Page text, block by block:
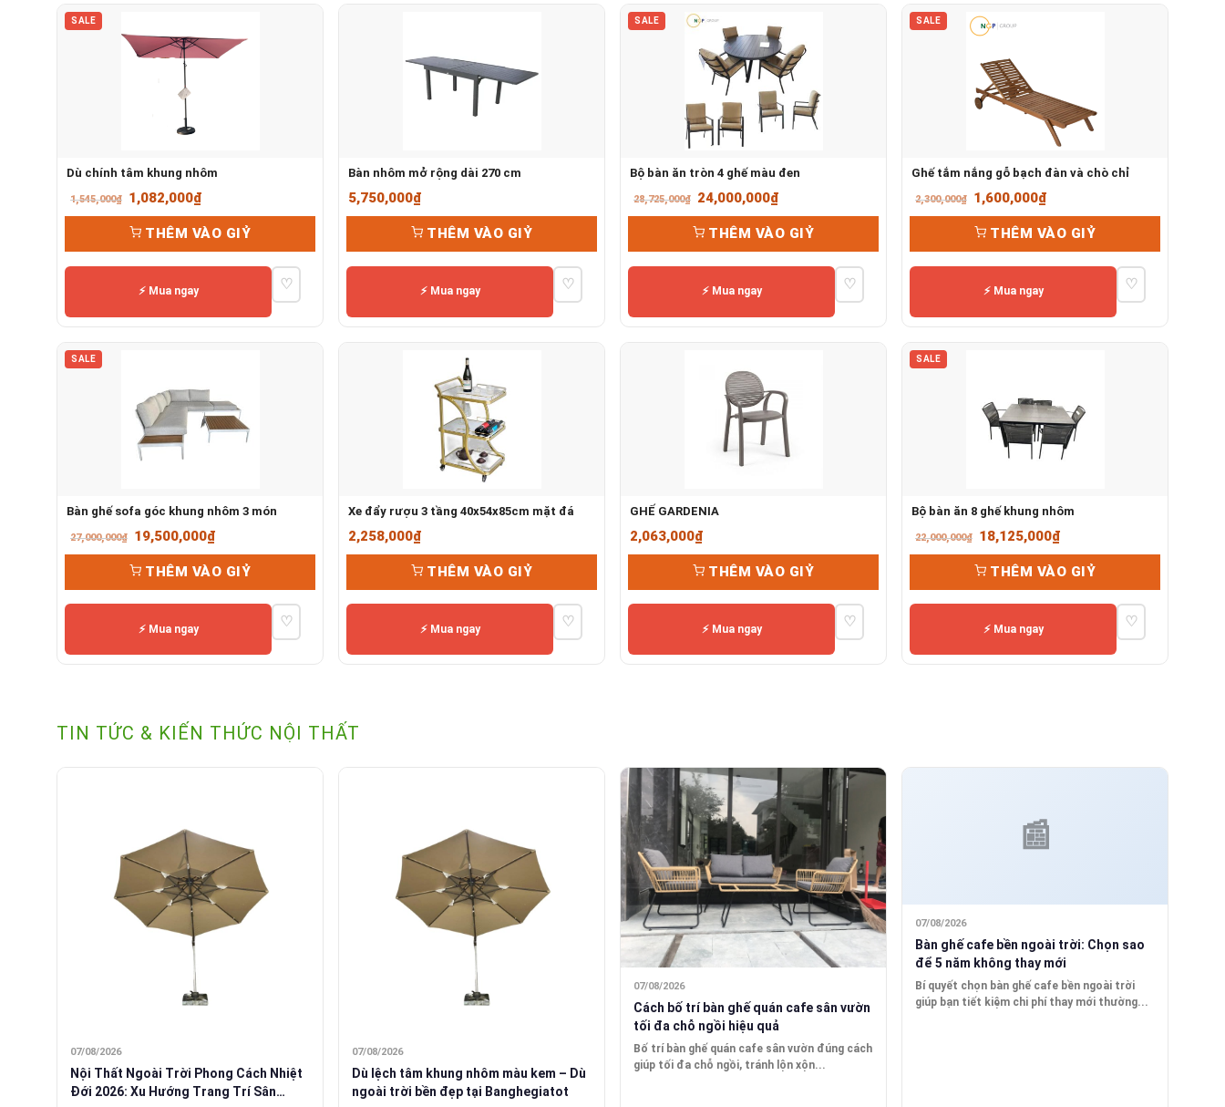
SALE
Dù chính tâm khung nhôm
1,545,000₫
Giá
gốc
là:
1,545,000₫.
1,082,000₫Giá
hiện
tại
là:
THÊM VÀO GIỶ
⚡ Mua ngay ♡
Bàn nhôm mở rộng dài 270 cm
5,750,000₫
THÊM VÀO GIỶ
⚡ Mua ngay ♡
SALE
Bộ bàn ăn tròn 4 ghế màu đen
28,725,000₫
Giá
gốc
là:
28,725,000₫.
24,000,000₫Giá
hiện
tại
là:
24,000,000₫.
THÊM VÀO GIỶ
⚡ Mua ngay ♡
SALE
Ghế tắm nắng gỗ bạch đàn và chò chỉ
2,300,000₫
Giá
gốc
là:
2,300,000₫.
1,600,000₫Giá
hiện
tại
là:
THÊM VÀO GIỶ
⚡ Mua ngay ♡
SALE
Bàn ghế sofa góc khung nhôm 3 món
27,000,000₫
Giá
gốc
là:
27,000,000₫.
19,500,000₫Giá
hiện
tại
là:
19,500,000₫.
THÊM VÀO GIỶ
⚡ Mua ngay ♡
Xe đẩy rượu 3 tầng 40x54x85cm mặt đá
2,258,000₫
THÊM VÀO GIỶ
⚡ Mua ngay ♡
GHẾ GARDENIA
2,063,000₫
THÊM VÀO GIỶ
⚡ Mua ngay ♡
SALE
Bộ bàn ăn 8 ghế khung nhôm
22,000,000₫
Giá
gốc
là:
22,000,000₫.
18,125,000₫Giá
hiện
tại
là:
18,125,000₫.
THÊM VÀO GIỶ
⚡ Mua ngay ♡
TIN TỨC & KIẾN THỨC NỘI THẤT
07/08/2026
Nội Thất Ngoài Trời Phong Cách Nhiệt
Đới 2026: Xu Hướng Trang Trí Sân
07/08/2026
Dù lệch tâm khung nhôm màu kem – Dù
ngoài trời bền đẹp tại Banghegiatot
07/08/2026
Cách bố trí bàn ghế quán cafe sân vườn
tối đa chỗ ngồi hiệu quả
Bố trí bàn ghế quán cafe sân vườn đúng cách
giúp tối đa chỗ ngồi, tránh lộn xộn...
07/08/2026
Bàn ghế cafe bền ngoài trời: Chọn sao
để 5 năm không thay mới
Bí quyết chọn bàn ghế cafe bền ngoài trời
giúp bạn tiết kiệm chi phí thay mới thường...